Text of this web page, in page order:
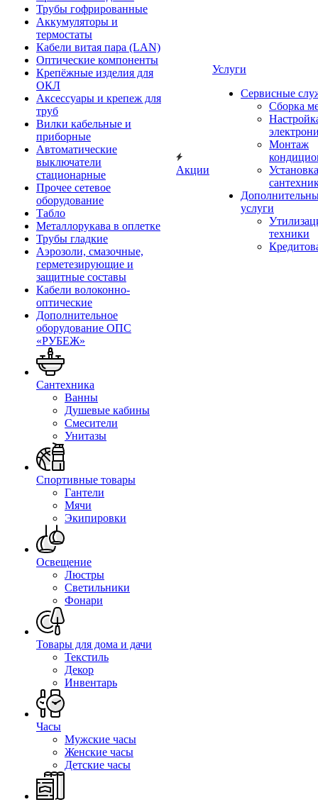
Трубы гофрированные
Аккумуляторы и
термостаты
Кабели витая пара (LAN)
Оптические компоненты
Крепёжные изделия для
ОКЛ
Аксессуары и крепеж для
труб
Вилки кабельные и
приборные
Автоматические
выключатели
стационарные
Прочее сетевое
оборудование
Табло
Металлорукава в оплетке
Трубы гладкие
Аэрозоли, смазочные,
герметезирующие и
защитные составы
Кабели волоконно-
оптические
Дополнительное
оборудование ОПС
«РУБЕЖ»
Сантехника
Ванны
Душевые кабины
Смесители
Унитазы
Спортивные товары
Гантели
Мячи
Экипировки
Освещение
Люстры
Светильники
Фонари
Товары для дома и дачи
Текстиль
Декор
Инвентарь
Часы
Мужские часы
Женские часы
Детские часы
Акции
Услуги
Сервисные
Сборка
Монтаж
Установка
услуги
техники